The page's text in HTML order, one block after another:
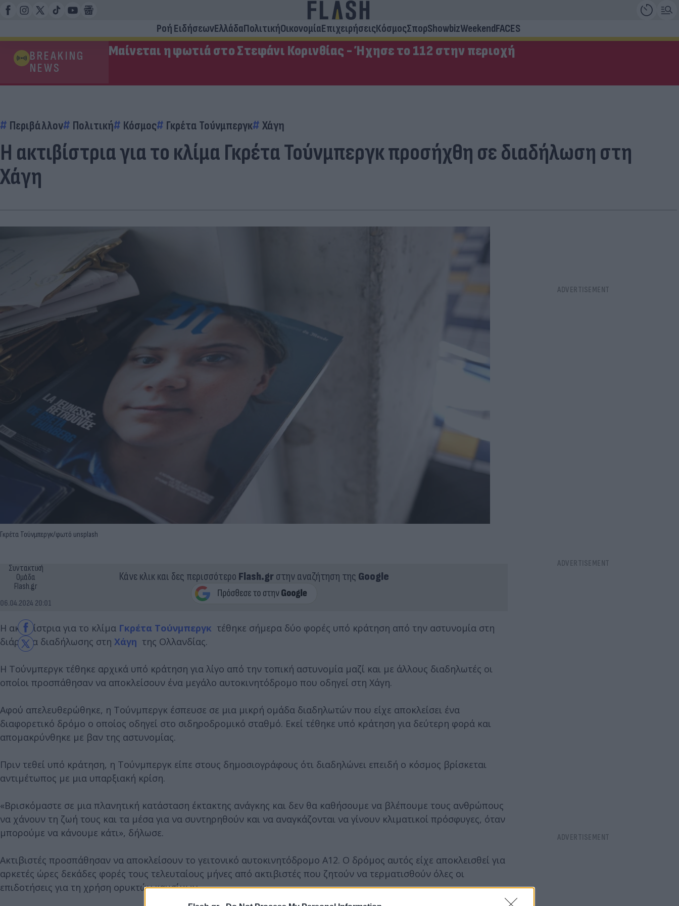
Ροή ΕιδήσεωνΕλλάδαΠολιτικήΟικονομίαΕπιχειρήσειςΚόσμοςΣπορShowbizWeekendFACES
BREAKING
NEWS
Μαίνεται η φωτιά στο Στεφάνι Κορινθίας - Ήχησε το 112 στην περιοχή
Περιβάλλον Πολιτική Κόσμος Γκρέτα Τούνμπεργκ Χάγη
Η ακτιβίστρια για το κλίμα Γκρέτα Τούνμπεργκ προσήχθη σε διαδήλωση στη
Χάγη
Γκρέτα Τούνμπεργκ/φωτό unsplash
Συντακτική
Ομάδα
Flash.gr
06.04.2024 20:01
Κάνε κλικ και δες περισσότερο Flash.grστην αναζήτηση της Google
Η ακτιβίστρια για το κλίμα Γκρέτα Τούνμπεργκ τέθηκε σήμερα δύο φορές υπό κράτηση από την αστυνομία στη
διάρκεια διαδήλωσης στη Χάγη της Ολλανδίας.
Η Τούνμπεργκ τέθηκε αρχικά υπό κράτηση για λίγο από την τοπική αστυνομία μαζί και με άλλους διαδηλωτές οι
οποίοι προσπάθησαν να αποκλείσουν ένα μεγάλο αυτοκινητόδρομο που οδηγεί στη Χάγη.
Αφού απελευθερώθηκε, η Τούνμπεργκ έσπευσε σε μια μικρή ομάδα διαδηλωτών που είχε αποκλείσει ένα
διαφορετικό δρόμο ο οποίος οδηγεί στο σιδηροδρομικό σταθμό. Εκεί τέθηκε υπό κράτηση για δεύτερη φορά και
απομακρύνθηκε με βαν της αστυνομίας.
Πριν τεθεί υπό κράτηση, η Τούνμπεργκ είπε στους δημοσιογράφους ότι διαδηλώνει επειδή ο κόσμος βρίσκεται
αντιμέτωπος με μια υπαρξιακή κρίση.
«Βρισκόμαστε σε μια πλανητική κατάσταση έκτακτης ανάγκης και δεν θα καθήσουμε να βλέπουμε τους ανθρώπους
να χάνουν τη ζωή τους και τα μέσα για να συντηρηθούν και να αναγκάζονται να γίνουν κλιματικοί πρόσφυγες, όταν
μπορούμε να κάνουμε κάτι», δήλωσε.
Ακτιβιστές προσπάθησαν να αποκλείσουν το γειτονικό αυτοκινητόδρομο A12. Ο δρόμος αυτός είχε αποκλεισθεί για
αρκετές ώρες δεκάδες φορές τους τελευταίους μήνες από ακτιβιστές που ζητούν να τερματισθούν όλες οι
επιδοτήσεις για τη χρήση ορυκτών καυσίμων.